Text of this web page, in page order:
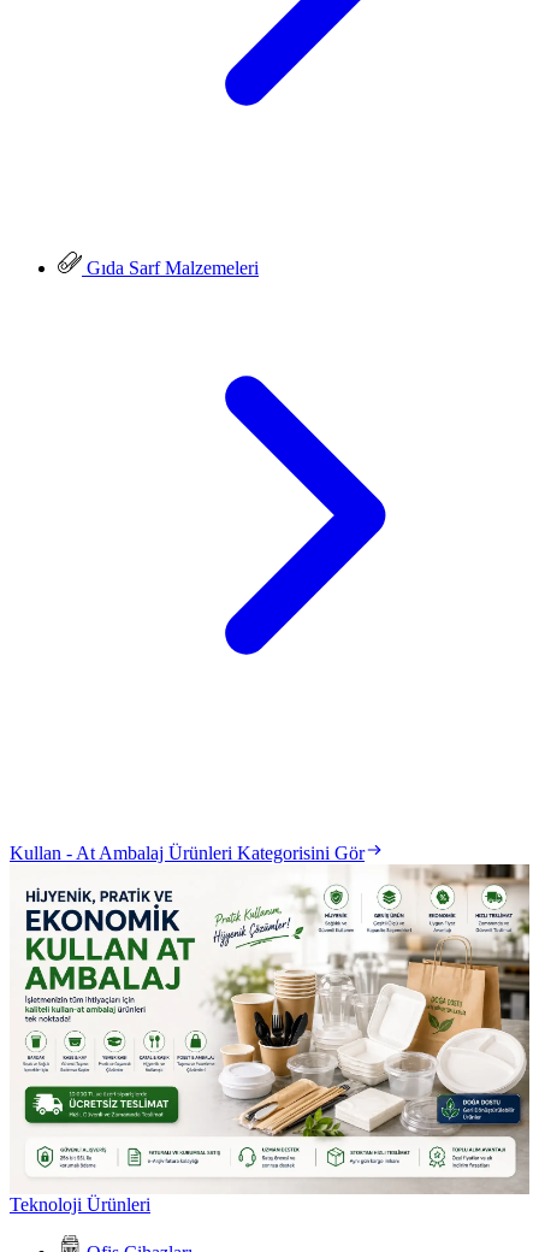
Gıda Sarf Malzemeleri
Kullan - At Ambalaj Ürünleri Kategorisini Gör
Teknoloji Ürünleri